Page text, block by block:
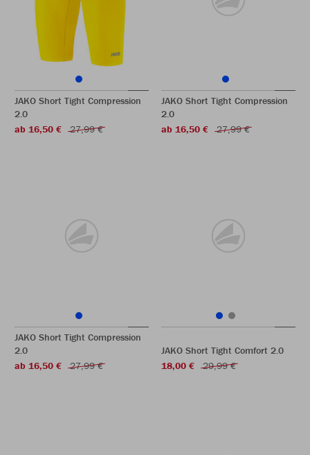
JAKO Short Tight Compression
2.0
ab 16,50 €
27,99 €
JAKO Short Tight Compression
2.0
ab 16,50 €
27,99 €
JAKO Short Tight Compression
2.0
ab 16,50 €
27,99 €
JAKO Short Tight Comfort 2.0
18,00 €
29,99 €